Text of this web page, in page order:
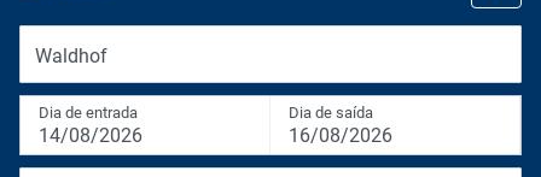
Waldhof
Dia de entrada
14/08/2026
Dia de saída
16/08/2026